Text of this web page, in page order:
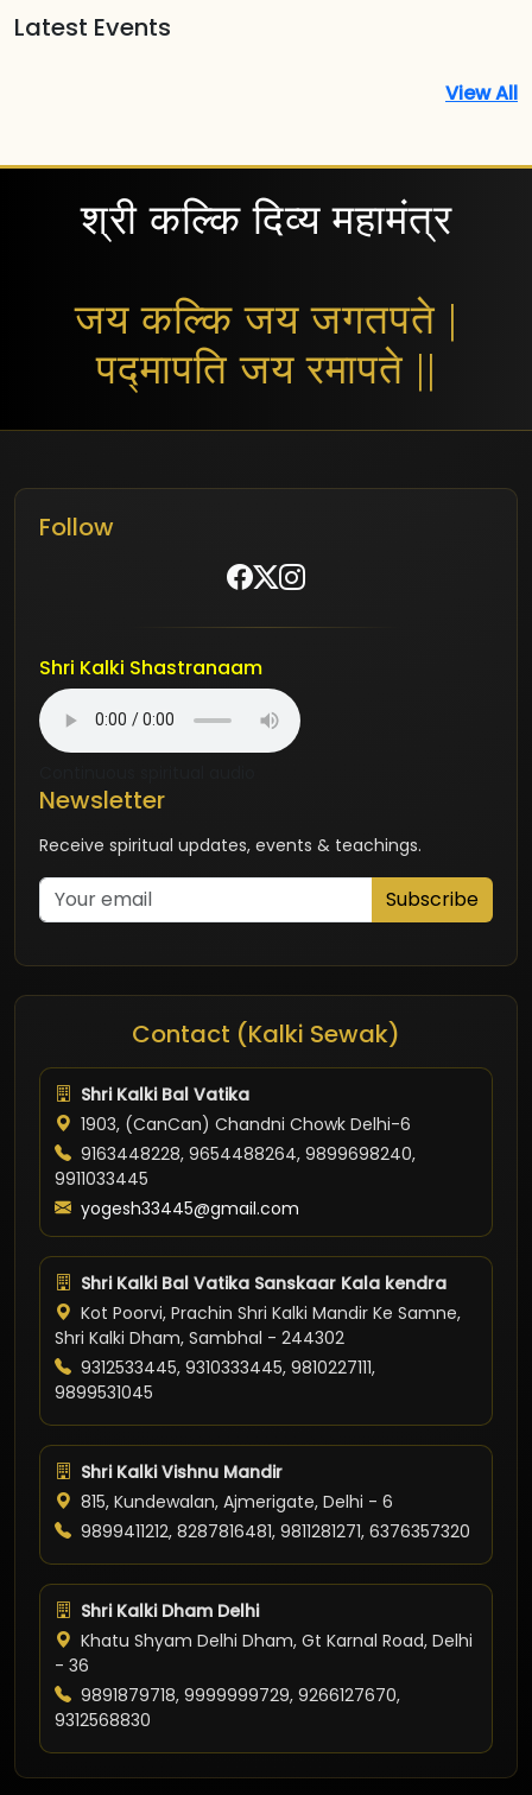
Latest Events
View All
श्री कल्कि दिव्य महामंत्र
जय कल्कि जय जगतपते |
पद्मापति जय रमापते ||
Follow
Shri Kalki Shastranaam
Newsletter
Receive spiritual updates, events & teachings.
Subscribe
Contact (Kalki Sewak)
Shri Kalki Bal Vatika
1903, (CanCan) Chandni Chowk Delhi-6
9163448228, 9654488264, 9899698240,
9911033445
yogesh33445@gmail.com
Shri Kalki Bal Vatika Sanskaar Kala kendra
Kot Poorvi, Prachin Shri Kalki Mandir Ke Samne,
Shri Kalki Dham, Sambhal - 244302
9312533445, 9310333445, 9810227111,
9899531045
Shri Kalki Vishnu Mandir
815, Kundewalan, Ajmerigate, Delhi - 6
9899411212, 8287816481, 9811281271, 6376357320
Shri Kalki Dham Delhi
Khatu Shyam Delhi Dham, Gt Karnal Road, Delhi
- 36
9891879718, 9999999729, 9266127670,
9312568830